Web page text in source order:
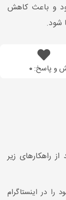
و باعث کاهش
شود.
و پاسخ:0
راهکارهای زیر
در اینستاگرام